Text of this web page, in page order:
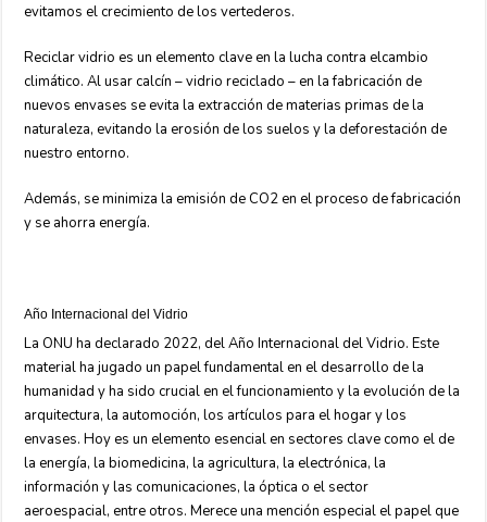
evitamos el crecimiento de los vertederos.
Reciclar vidrio es un elemento clave en la lucha contra elcambio
climático. Al usar calcín – vidrio reciclado – en la fabricación de
nuevos envases se evita la extracción de materias primas de la
naturaleza, evitando la erosión de los suelos y la deforestación de
nuestro entorno.
Además, se minimiza la emisión de CO2 en el proceso de fabricación
y se ahorra energía.
Año Internacional del Vidrio
La ONU ha declarado 2022, del Año Internacional del Vidrio. Este
material ha jugado un papel fundamental en el desarrollo de la
humanidad y ha sido crucial en el funcionamiento y la evolución de la
arquitectura, la automoción, los artículos para el hogar y los
envases. Hoy es un elemento esencial en sectores clave como el de
la energía, la biomedicina, la agricultura, la electrónica, la
información y las comunicaciones, la óptica o el sector
aeroespacial, entre otros. Merece una mención especial el papel que